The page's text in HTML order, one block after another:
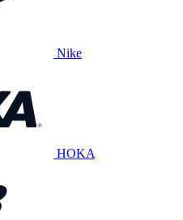
Nike
HOKA